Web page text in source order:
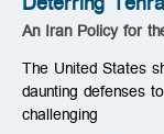
An Iran Policy for
The United States
daunting defenses
challenging